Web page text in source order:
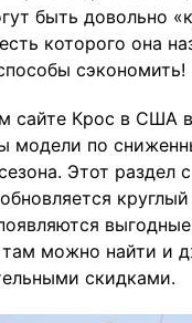
быть довольно
которого она
сэкономить!
сайте Крос в США
модели по
Этот раздел с
можно найти и
скидками.